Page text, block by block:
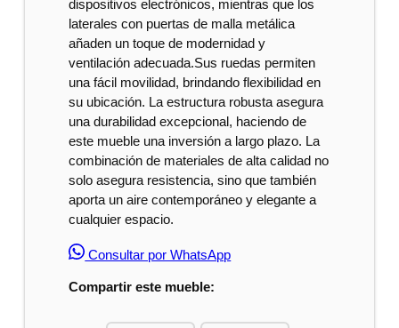
dispositivos electrónicos, mientras que los
laterales con puertas de malla metálica
añaden un toque de modernidad y
ventilación adecuada.Sus ruedas permiten
una fácil movilidad, brindando flexibilidad en
su ubicación. La estructura robusta asegura
una durabilidad excepcional, haciendo de
este mueble una inversión a largo plazo. La
combinación de materiales de alta calidad no
solo asegura resistencia, sino que también
aporta un aire contemporáneo y elegante a
cualquier espacio.
Consultar por WhatsApp
Compartir este mueble: